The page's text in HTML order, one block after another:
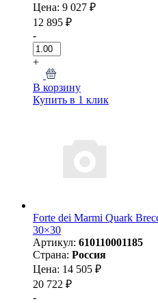
Цена: 9 027 ₽
12 895 ₽
-
+
В корзину
Купить в 1 клик
Forte dei Marmi Quark
30×30
Артикул: 610110001185
Страна: Россия
Цена: 14 505 ₽
20 722 ₽
-